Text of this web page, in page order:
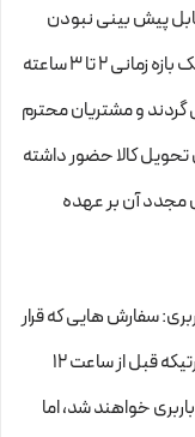
پیش بینی نبودن
مسائلی نظیر ترافیک یا حوداث غیر مترقبه، در یک بازه زمانی ۲ تا ۳ ساعته
و مشتریان محترم
کالا حضور داشته
مجدد آن بر عهده
سفارش هایی که قرار
است از طریق پست یا باربری ارسال گردند، در صورتیکه قبل از ساعت ۱۲
خواهند شد، اما